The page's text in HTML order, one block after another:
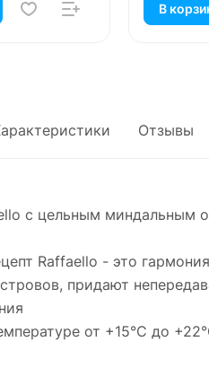
В
Отзывы
с цельным миндальным
Raffaello - это
придают
от +15°C до